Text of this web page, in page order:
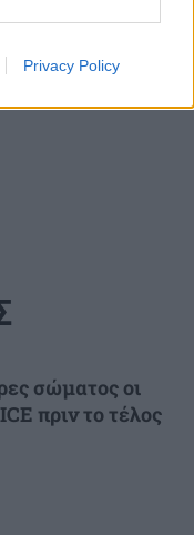
Privacy Policy
2026: Αυτές
καταβολής τους
σώματος οι
πριν το τέλος